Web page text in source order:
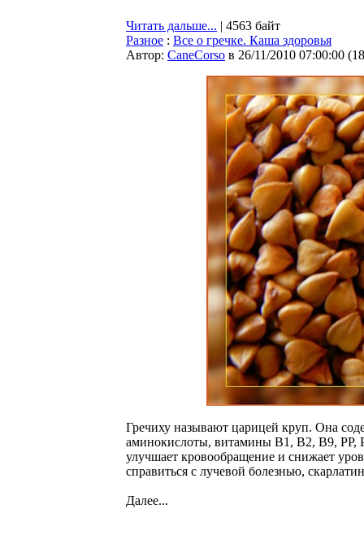
Читать дальше... | 4563 байт
Разное : Все о гречке. Каша здоровья
Автор: CaneCorso в 26/11/2010 07:00:00 (
Гречиху называют царицей круп. Она
аминокислоты, витамины B1, B2, B9, PP,
улучшает кровообращение и снижает
справиться с лучевой болезнью,
Далее...